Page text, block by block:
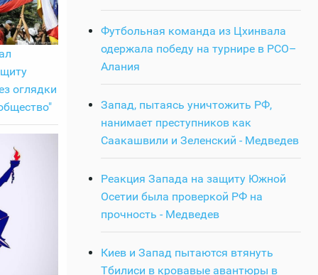
оглядки
Футбольная команда из Цхинвала
одержала победу на турнире в РСО–
Алания
Запад, пытаясь уничтожить РФ,
нанимает преступников как
Саакашвили и Зеленский - Медведев
Реакция Запада на защиту Южной
Осетии была проверкой РФ на
прочность - Медведев
Киев и Запад пытаются втянуть
Тбилиси в кровавые авантюры в